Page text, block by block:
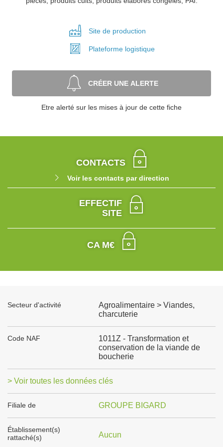
Site de production
Plateforme logistique
CRÉER UNE ALERTE
Etre alerté sur les mises à jour de cette fiche
CONTACTS
Voir les contacts par direction
EFFECTIF
SITE
CA M€
Secteur d'activité
Agroalimentaire > Viandes,
charcuterie
Code NAF
1011Z - Transformation et
conservation de la viande de
boucherie
> Voir toutes les données clés
Filiale de GROUPE BIGARD
Établissement(s)
rattaché(s)
Aucun